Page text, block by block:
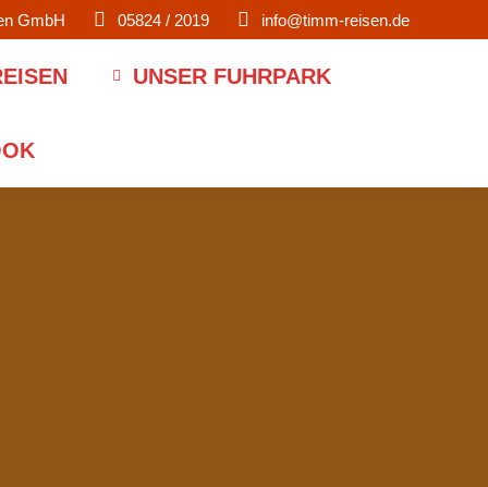
GmbH 05824 / 2019 info@timm-reisen.de
UNSER FUHRPARK